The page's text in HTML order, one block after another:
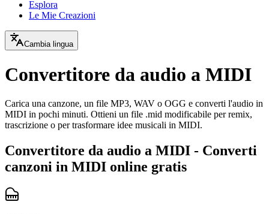
Esplora
Le Mie Creazioni
Cambia lingua
Convertitore da audio a MIDI
Carica una canzone, un file MP3, WAV o OGG e converti l'audio in
MIDI in pochi minuti. Ottieni un file .mid modificabile per remix,
trascrizione o per trasformare idee musicali in MIDI.
Convertitore da audio a MIDI - Converti
canzoni in MIDI online gratis